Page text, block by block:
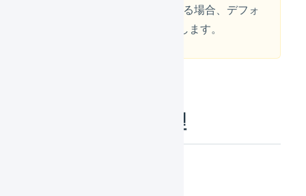
（梱包数）を空欄にしている場合、デフォ
ルト値として「1」を反映します。
重複データの処理